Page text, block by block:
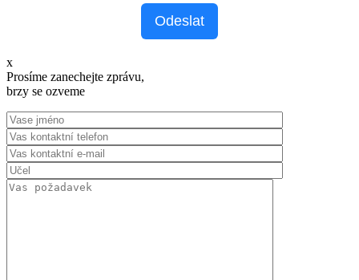
Odeslat
x
Prosíme zanechejte zprávu,
brzy se ozveme